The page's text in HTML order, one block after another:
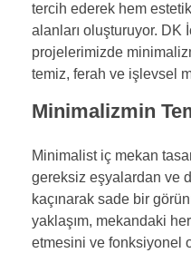
tercih ederek hem
alanları oluşturuyor. DK
projelerimizde
temiz, ferah ve işlevsel
Minimalizmin
Minimalist iç mekan
gereksiz eşyalardan ve
kaçınarak sade bir
yaklaşım, mekandaki
etmesini ve fonksiyonel